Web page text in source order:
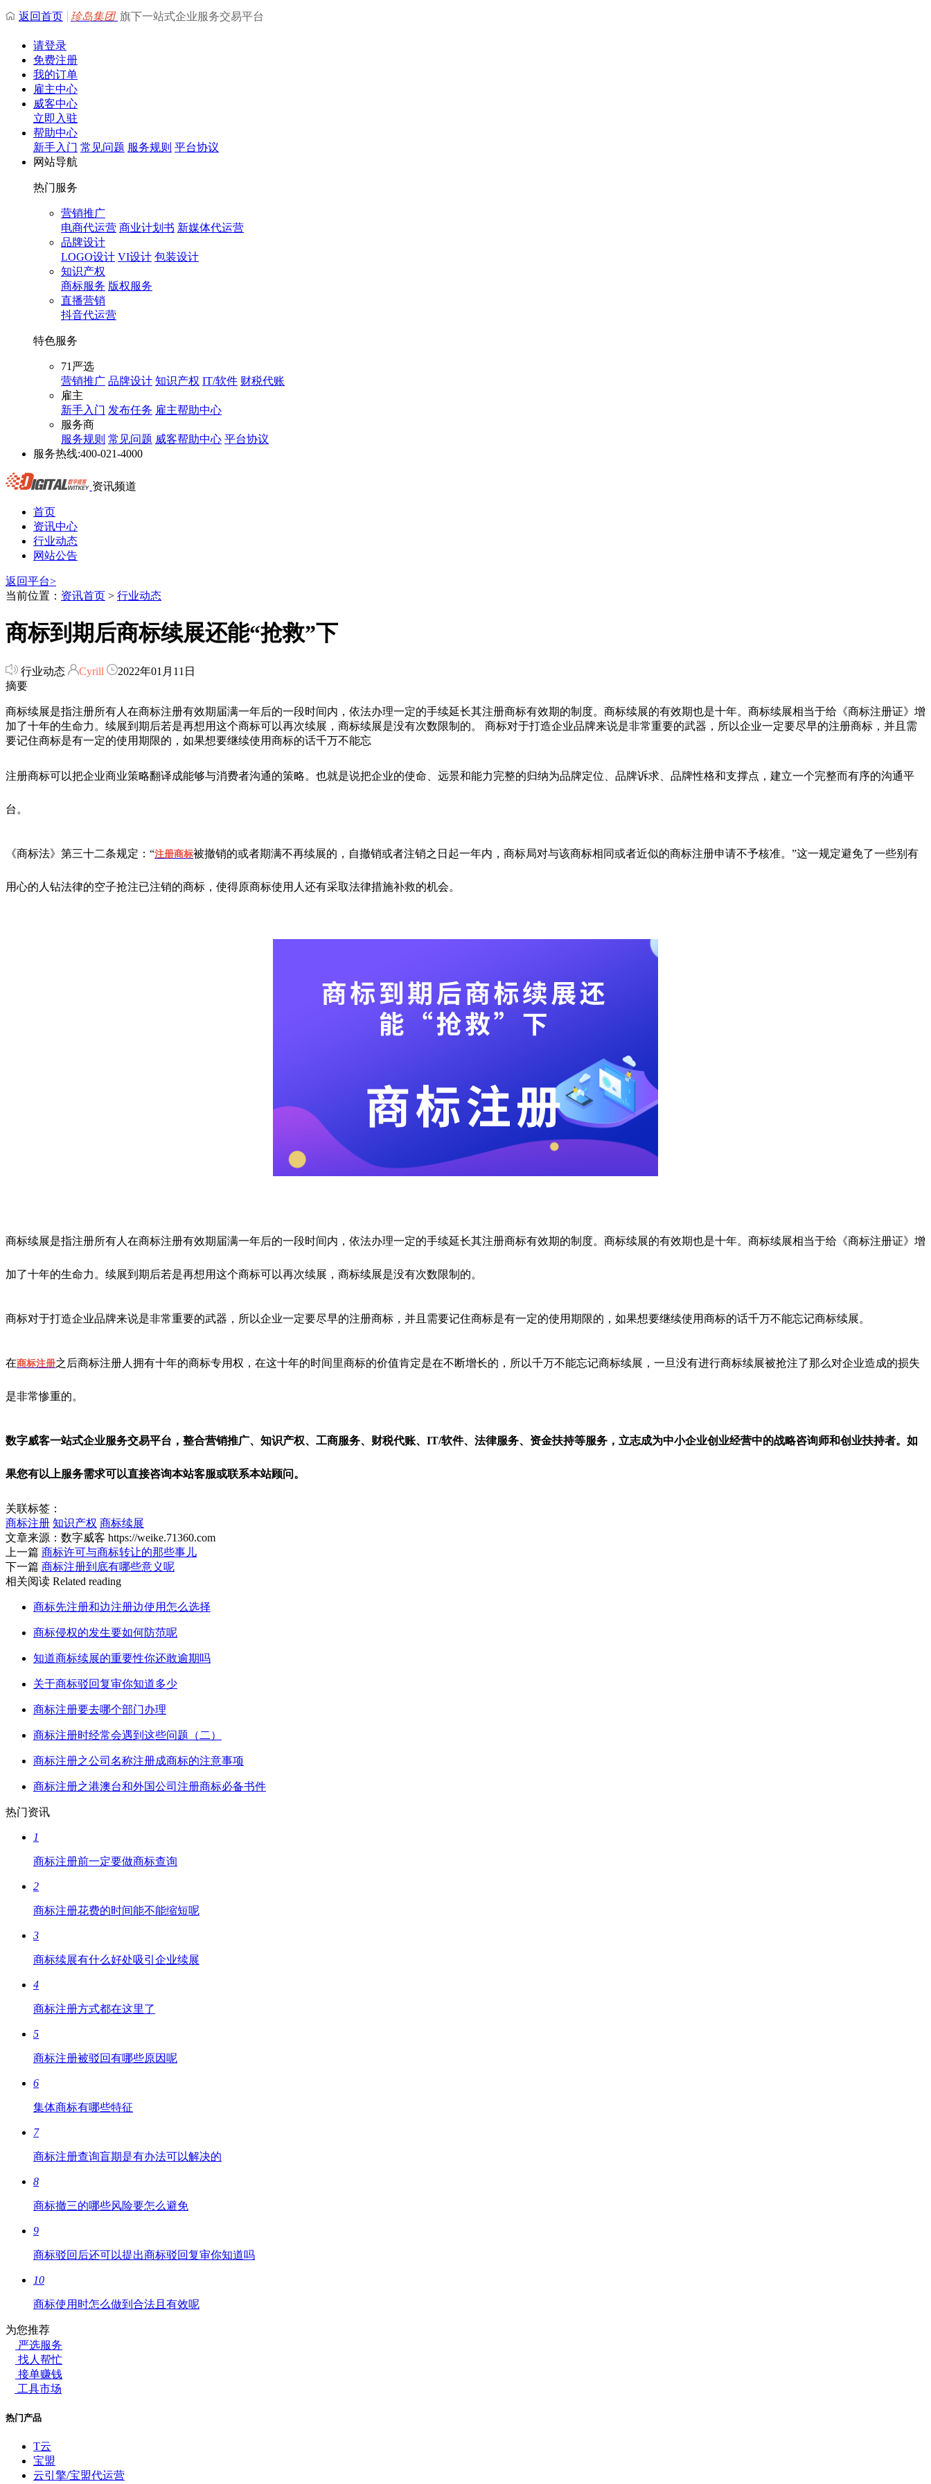
返回首页 珍岛集团 旗下一站式企业服务交易平台
请登录
免费注册
我的订单
雇主中心
威客中心
立即入驻
帮助中心
新手入门 常见问题 服务规则 平台协议
网站导航
热门服务
营销推广
电商代运营 商业计划书 新媒体代运营
品牌设计
LOGO设计 VI设计 包装设计
知识产权
商标服务 版权服务
直播营销
抖音代运营
特色服务
71严选
营销推广 品牌设计 知识产权 IT/软件 财税代账
雇主
新手入门 发布任务 雇主帮助中心
服务商
服务规则 常见问题 威客帮助中心 平台协议
服务热线:400-021-4000
资讯频道
首页
资讯中心
行业动态
网站公告
返回平台>
当前位置： 资讯首页 > 行业动态
商标到期后商标续展还能“抢救”下
行业动态 Cyrill
2022年01月11日
摘要
商标续展是指注册所有人在商标注册有效期届满一年后的一段时间内，依法办理一定的手续延长其注册商标有效期的制度。商标续展的有效期也是十年。商标续展相当于给《商标注册证》增
加了十年的生命力。续展到期后若是再想用这个商标可以再次续展，商标续展是没有次数限制的。 商标对于打造企业品牌来说是非常重要的武器，所以企业一定要尽早的注册商标，并且需
要记住商标是有一定的使用期限的，如果想要继续使用商标的话千万不能忘
注册商标可以把企业商业策略翻译成能够与消费者沟通的策略。也就是说把企业的使命、远景和能力完整的归纳为品牌定位、品牌诉求、品牌性格和支撑点，建立一个完整而有序的沟通平
台。
《商标法》第三十二条规定：“注册商标被撤销的或者期满不再续展的，自撤销或者注销之日起一年内，商标局对与该商标相同或者近似的商标注册申请不予核准。”这一规定避免了一些别有
用心的人钻法律的空子抢注已注销的商标，使得原商标使用人还有采取法律措施补救的机会。
商标续展是指注册所有人在商标注册有效期届满一年后的一段时间内，依法办理一定的手续延长其注册商标有效期的制度。商标续展的有效期也是十年。商标续展相当于给《商标注册证》增
加了十年的生命力。续展到期后若是再想用这个商标可以再次续展，商标续展是没有次数限制的。
商标对于打造企业品牌来说是非常重要的武器，所以企业一定要尽早的注册商标，并且需要记住商标是有一定的使用期限的，如果想要继续使用商标的话千万不能忘记商标续展。
在商标注册之后商标注册人拥有十年的商标专用权，在这十年的时间里商标的价值肯定是在不断增长的，所以千万不能忘记商标续展，一旦没有进行商标续展被抢注了那么对企业造成的损失
是非常惨重的。
数字威客一站式企业服务交易平台，整合营销推广、知识产权、工商服务、财税代账、IT/软件、法律服务、资金扶持等服务，立志成为中小企业创业经营中的战略咨询师和创业扶持者。如
果您有以上服务需求可以直接咨询本站客服或联系本站顾问。
关联标签：
商标注册 知识产权 商标续展
文章来源：数字威客 https://weike.71360.com
上一篇 商标许可与商标转让的那些事儿
下一篇 商标注册到底有哪些意义呢
相关阅读 Related reading
商标先注册和边注册边使用怎么选择
商标侵权的发生要如何防范呢
知道商标续展的重要性你还敢逾期吗
关于商标驳回复审你知道多少
商标注册要去哪个部门办理
商标注册时经常会遇到这些问题（二）
商标注册之公司名称注册成商标的注意事项
商标注册之港澳台和外国公司注册商标必备书件
热门资讯
1
商标注册前一定要做商标查询
2
商标注册花费的时间能不能缩短呢
3
商标续展有什么好处吸引企业续展
4
商标注册方式都在这里了
5
商标注册被驳回有哪些原因呢
6
集体商标有哪些特征
7
商标注册查询盲期是有办法可以解决的
8
商标撤三的哪些风险要怎么避免
9
商标驳回后还可以提出商标驳回复审你知道吗
10
商标使用时怎么做到合法且有效呢
为您推荐
严选服务
找人帮忙
接单赚钱
工具市场
热门产品
T云
宝盟
云引擎/宝盟代运营